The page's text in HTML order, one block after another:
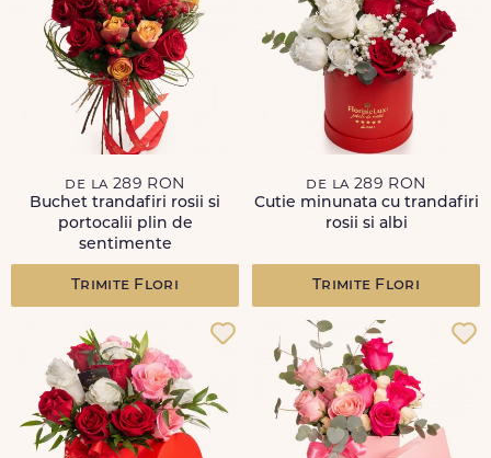
de la 289 RON
Buchet trandafiri rosii si
portocalii plin de
sentimente
Trimite Flori
de la 289 RON
Cutie minunata cu trandafiri
rosii si albi
Trimite Flori